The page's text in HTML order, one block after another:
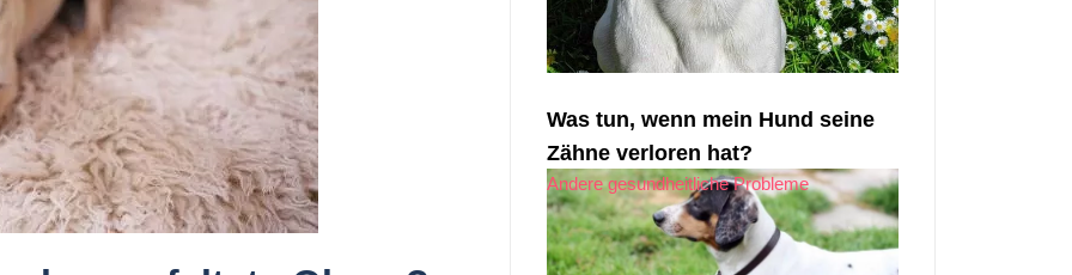
Was tun, wenn mein Hund seine
Zähne verloren hat?
Andere gesundheitliche Probleme